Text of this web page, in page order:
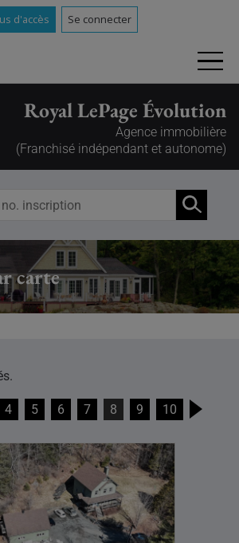
d'accès Se connecter
Royal LePage Évolution
Agence immobilière
(Franchisé indépendant et autonome)
carte
4 5 6 7 8 9 10